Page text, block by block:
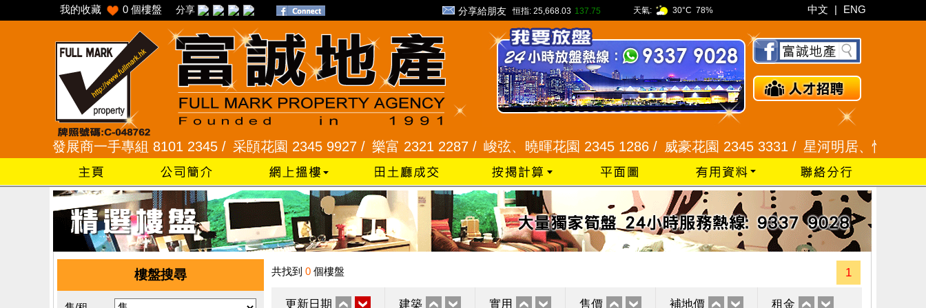
我的收藏 0 個樓盤 分享 分享給朋友 恒指: 25,668.03 137.75 天氣: 30°C 78% 中文 | ENG
發展商一手專組 8101 2345 / 采頣花園 2345 9927 / 樂富 2321 2287 / 峻弦、曉暉花園 2345 1286 / 威豪花園 2345 3331 /星河明居、悅庭軒 2116
樓盤搜尋 共找到 0 個樓盤 1
更新日期 建築 實用 售價 補地價 租金